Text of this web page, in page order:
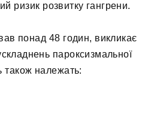
ризик розвитку гангрени.
понад 48 годин, викликає
пароксизмальної
також належать: